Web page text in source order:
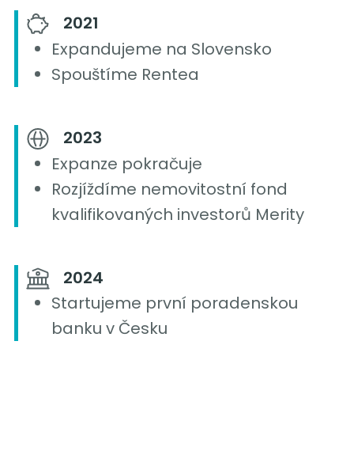
2021
Expandujeme na Slovensko
Spouštíme Rentea
2023
Expanze pokračuje
Rozjíždíme nemovitostní fond
kvalifikovaných investorů Merity
2024
Startujeme první poradenskou
banku v Česku